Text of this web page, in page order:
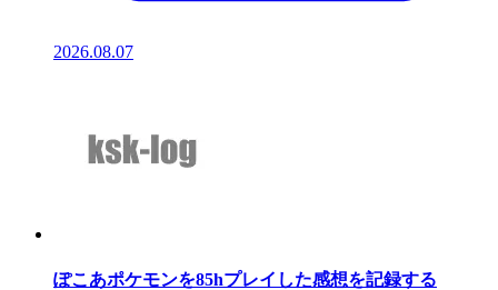
2026.08.07
ぽこあポケモンを85hプレイした感想を記録する